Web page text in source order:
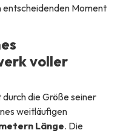
entscheidenden Moment
voller
die Größe seiner
weitläufigen
Länge. Die